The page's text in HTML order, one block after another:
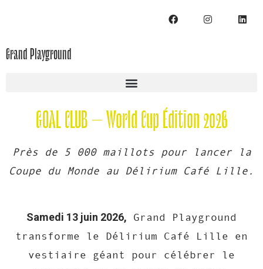
Grand Playground
GOAL CLUB – World Cup Édition 2026
Près de 5 000 maillots pour lancer la
Coupe du Monde au Délirium Café Lille.
Samedi 13 juin 2026, Grand Playground
transforme le Délirium Café Lille en
vestiaire géant pour célébrer le